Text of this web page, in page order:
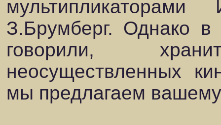
З.Брумберг. Однако
говорили,
неосуществленных
мы предлагаем